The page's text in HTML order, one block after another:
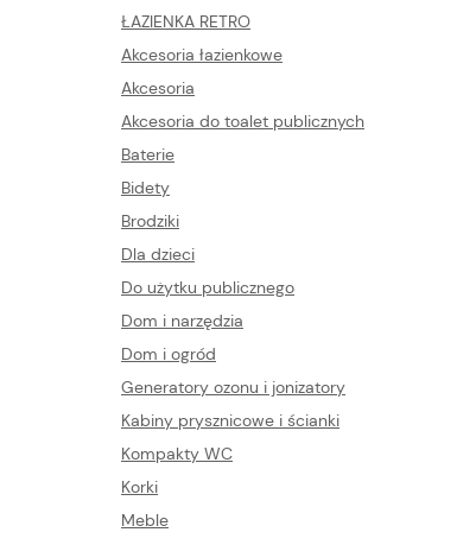
ŁAZIENKA RETRO
Akcesoria łazienkowe
Akcesoria
Akcesoria do toalet publicznych
Baterie
Bidety
Brodziki
Dla dzieci
Do użytku publicznego
Dom i narzędzia
Dom i ogród
Generatory ozonu i jonizatory
Kabiny prysznicowe i ścianki
Kompakty WC
Korki
Meble